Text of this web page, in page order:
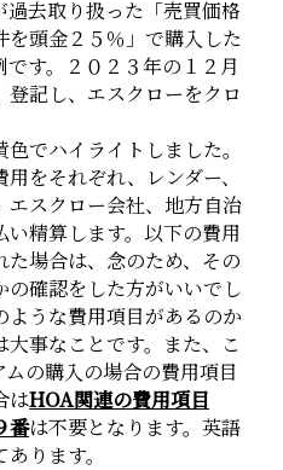
去取り扱った「売買価格
を頭金２５％」で購入した
す。２０２３年の１２月
登記し、エスクローをクロ
でハイライトしました。
をそれぞれ、レンダー、
エスクロー会社、地方自治
精算します。以下の費用
場合は、念のため、その
確認をした方がいいでし
ような費用項目があるのか
事なことです。また、こ
の購入の場合の費用項目
はHOA関連の費用項目
番は不要となります。英語
ります。